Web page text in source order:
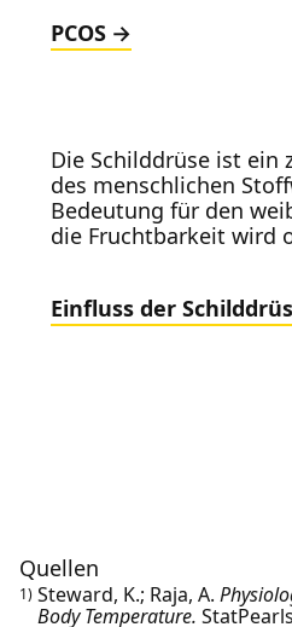
PCOS
Die Schilddrüse ist ein
des menschlichen
Bedeutung für den
die Fruchtbarkeit wird
Einfluss der
Quellen
1) Steward, K.; Raja, A.
Body Temperature.